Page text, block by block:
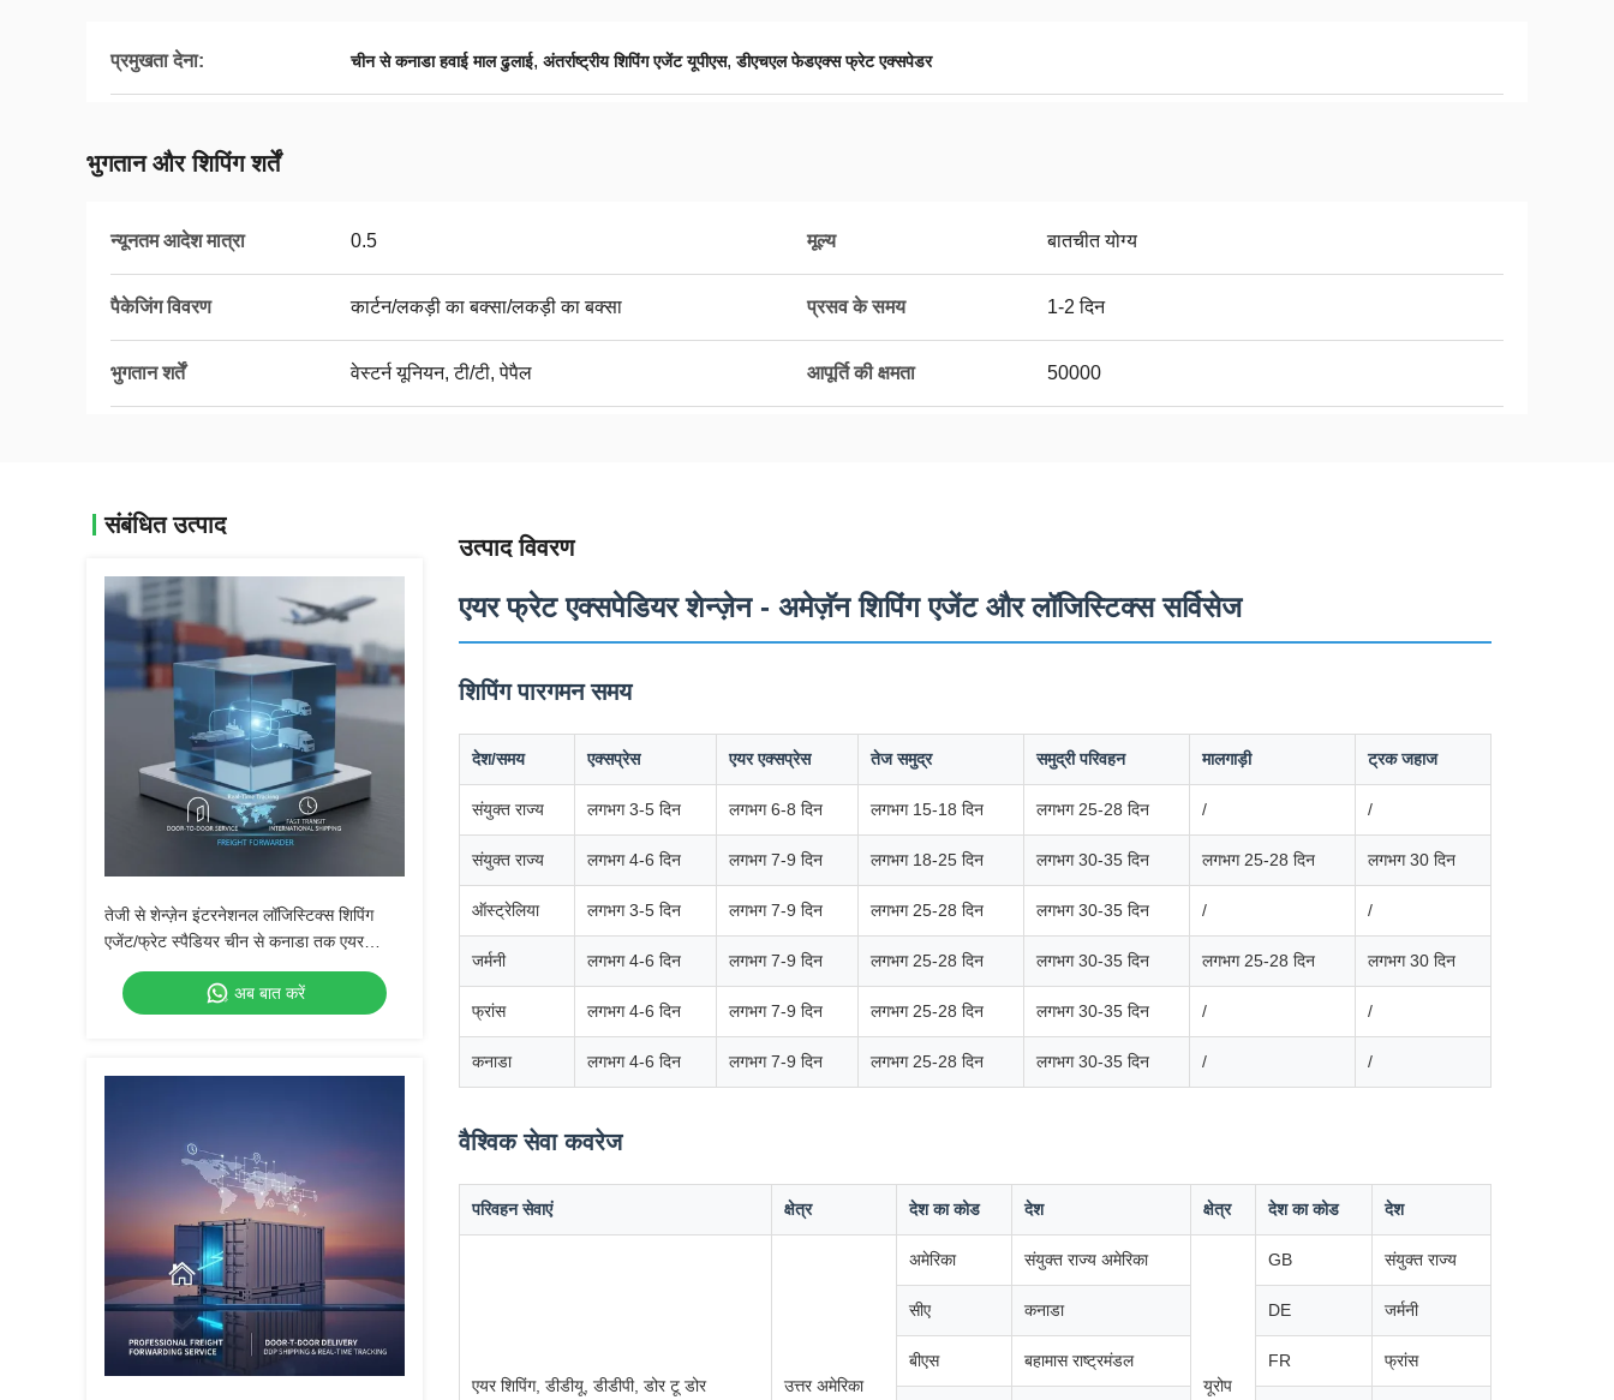
प्रमुखता देना: चीन से कनाडा हवाई माल ढुलाई, अंतर्राष्ट्रीय शिपिंग एजेंट यूपीएस,डीएचएल फेडएक्स फ्रेट एक्सपेडर
भुगतान और शिपिंग शर्तें
न्यूनतम आदेश मात्रा 0.5 मूल्य बातचीत योग्य
पैकेजिंग विवरण कार्टन/लकड़ी का बक्सा/लकड़ी का बक्सा प्रसव के समय 1-2 दिन
भुगतान शर्तें वेस्टर्न यूनियन, टी/टी, पेपैल आपूर्ति की क्षमता 50000
संबंधित उत्पाद
तेजी से शेन्ज़ेन इंटरनेशनल लॉजिस्टिक्स शिपिंग
एजेंट/फ्रेट स्पैडियर चीन से कनाडा तक एयर
एक्सप्रेस यूपीएस डीएचएल फेडेक्स द्वारा
अब बात करें
उत्पाद विवरण
एयर फ्रेट एक्सपेडियर शेन्ज़ेन - अमेज़ॅन शिपिंग एजेंट और लॉजिस्टिक्स सर्विसेज
शिपिंग पारगमन समय
देश/समय एक्सप्रेस एयर एक्सप्रेस तेज समुद्र समुद्री परिवहन मालगाड़ी ट्रक जहाज
संयुक्त राज्य लगभग 3-5 दिन लगभग 6-8 दिन लगभग 15-18 दिन लगभग 25-28 दिन / /
संयुक्त राज्य लगभग 4-6 दिन लगभग 7-9 दिन लगभग 18-25 दिन लगभग 30-35 दिन लगभग 25-28 दिन लगभग 30 दिन
ऑस्ट्रेलिया लगभग 3-5 दिन लगभग 7-9 दिन लगभग 25-28 दिन लगभग 30-35 दिन / /
जर्मनी लगभग 4-6 दिन लगभग 7-9 दिन लगभग 25-28 दिन लगभग 30-35 दिन लगभग 25-28 दिन लगभग 30 दिन
फ्रांस लगभग 4-6 दिन लगभग 7-9 दिन लगभग 25-28 दिन लगभग 30-35 दिन / /
कनाडा लगभग 4-6 दिन लगभग 7-9 दिन लगभग 25-28 दिन लगभग 30-35 दिन / /
वैश्विक सेवा कवरेज
परिवहन सेवाएं क्षेत्र देश का कोड देश क्षेत्र देश का कोड देश
एयर शिपिंग, डीडीयू, डीडीपी, डोर टू डोर उत्तर अमेरिका
अमेरिका संयुक्त राज्य अमेरिका
यूरोप
GB संयुक्त राज्य
सीए कनाडा DE जर्मनी
बीएस बहामास राष्ट्रमंडल FR फ्रांस